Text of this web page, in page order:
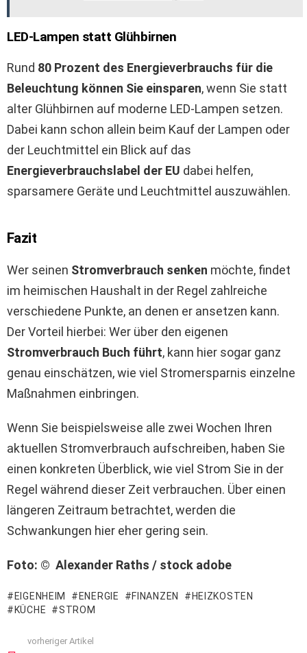
LED-Lampen statt Glühbirnen
Rund 80 Prozent des Energieverbrauchs für die
Beleuchtung können Sie einsparen, wenn Sie statt
alter Glühbirnen auf moderne LED-Lampen setzen.
Dabei kann schon allein beim Kauf der Lampen oder
der Leuchtmittel ein Blick auf das
Energieverbrauchslabel der EU dabei helfen,
sparsamere Geräte und Leuchtmittel auszuwählen.
Fazit
Wer seinen Stromverbrauch senken möchte, findet
im heimischen Haushalt in der Regel zahlreiche
verschiedene Punkte, an denen er ansetzen kann.
Der Vorteil hierbei: Wer über den eigenen
Stromverbrauch Buch führt, kann hier sogar ganz
genau einschätzen, wie viel Stromersparnis einzelne
Maßnahmen einbringen.
Wenn Sie beispielsweise alle zwei Wochen Ihren
aktuellen Stromverbrauch aufschreiben, haben Sie
einen konkreten Überblick, wie viel Strom Sie in der
Regel während dieser Zeit verbrauchen. Über einen
längeren Zeitraum betrachtet, werden die
Schwankungen hier eher gering sein.
Foto: © Alexander Raths / stock adobe
EIGENHEIM ENERGIE FINANZEN
HEIZKOSTEN
KÜCHE
STROM
vorheriger Artikel